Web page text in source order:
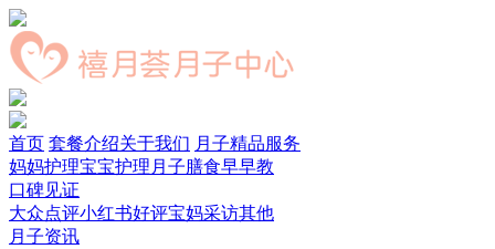
首页 套餐介绍关于我们 月子精品服务
妈妈护理宝宝护理 月子膳食早早教
口碑见证
大众点评小红书好评宝妈采访其他
月子资讯